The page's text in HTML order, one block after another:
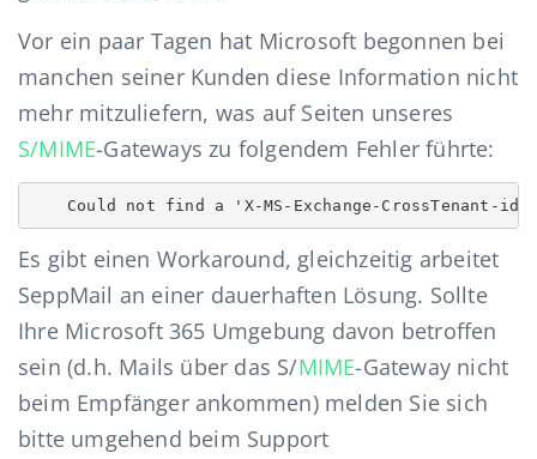
Vor ein paar Tagen hat Microsoft begonnen bei
manchen seiner Kunden diese Information nicht
mehr mitzuliefern, was auf Seiten unseres
S/MIME-Gateways zu folgendem Fehler führte:
Could not find a 'X-MS-Exchange-
Es gibt einen Workaround, gleichzeitig arbeitet
SeppMail an einer dauerhaften Lösung. Sollte
Ihre Microsoft 365 Umgebung davon betroffen
sein (d.h. Mails über das S/MIME-Gateway nicht
beim Empfänger ankommen) melden Sie sich
bitte umgehend beim Support